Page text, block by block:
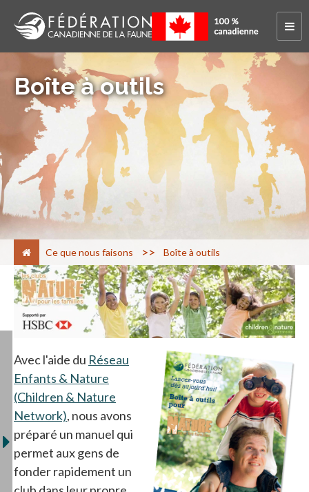
Boîte à outils
Ce que nous faisons > Boîte à outils
s’ouvre dans un nouvel onglet
Avec l'aide du Réseau
Enfants & Nature
(Children & Nature
Network)s’ouvre dans un nouvel onglet
, nous avons
préparé un manuel qui
permet aux gens de
fonder rapidement un